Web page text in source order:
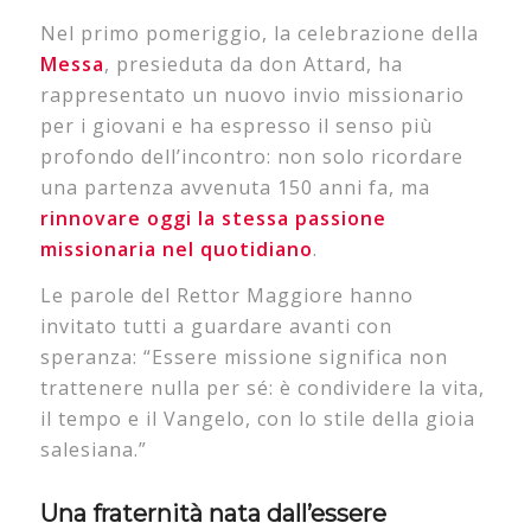
Nel primo pomeriggio, la celebrazione della
Messa, presieduta da don Attard, ha
rappresentato un nuovo invio missionario
per i giovani e ha espresso il senso più
profondo dell’incontro: non solo ricordare
una partenza avvenuta 150 anni fa, ma
rinnovare oggi la stessa passione
missionaria nel quotidiano.
Le parole del Rettor Maggiore hanno
invitato tutti a guardare avanti con
speranza: “Essere missione significa non
trattenere nulla per sé: è condividere la vita,
il tempo e il Vangelo, con lo stile della gioia
salesiana.”
Una fraternità nata dall’essere